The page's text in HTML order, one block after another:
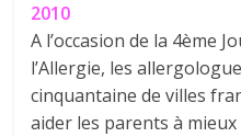
2010
A l’occasion de la 4ème
l’Allergie, les
cinquantaine de villes
aider les parents à